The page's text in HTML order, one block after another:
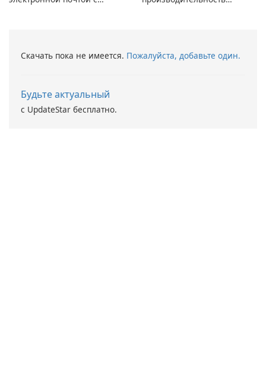
Скачать пока не имеется. Пожалуйста, добавьте один.
Будьте актуальный
с UpdateStar бесплатно.